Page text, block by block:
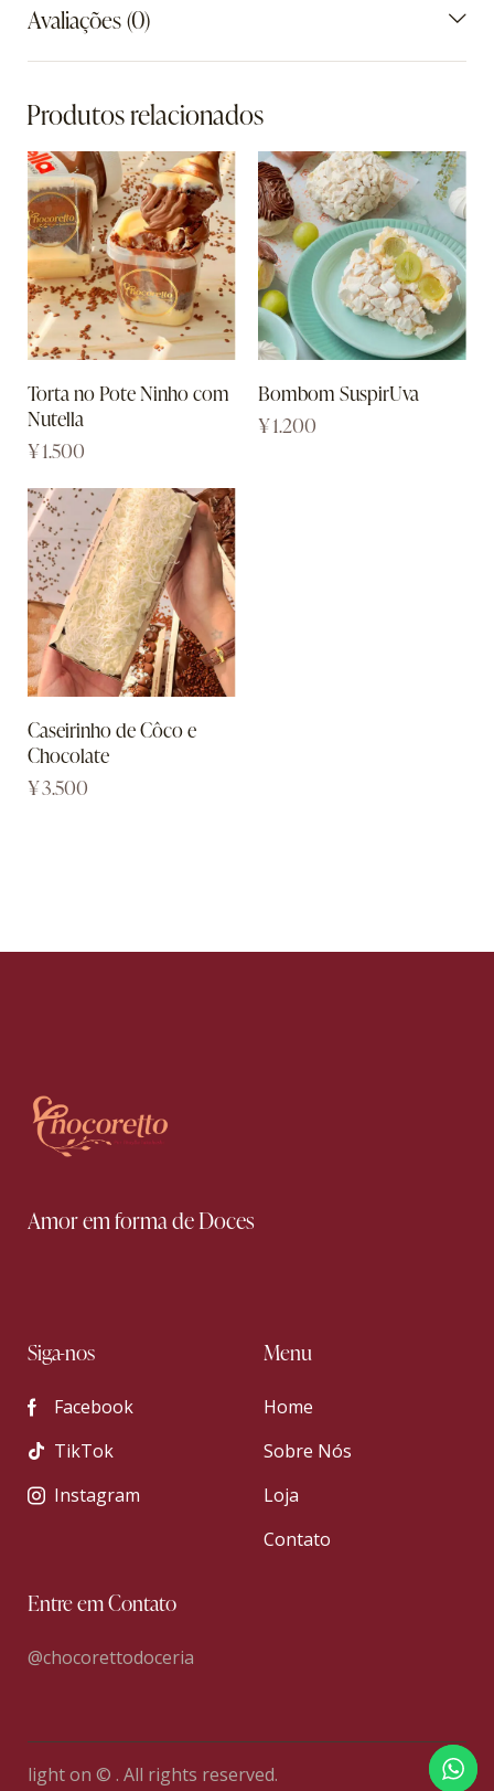
Avaliações (0)
Produtos relacionados
Torta no Pote Ninho com
Nutella
¥1.500
Bombom SuspirUva
¥1.200
Caseirinho de Côco e
Chocolate
¥3.500
Amor em forma de Doces
Siga-nos
Facebook
TikTok
Instagram
Menu
Home
Sobre Nós
Loja
Contato
Entre em Contato
@chocorettodoceria
light on © . All rights reserved.